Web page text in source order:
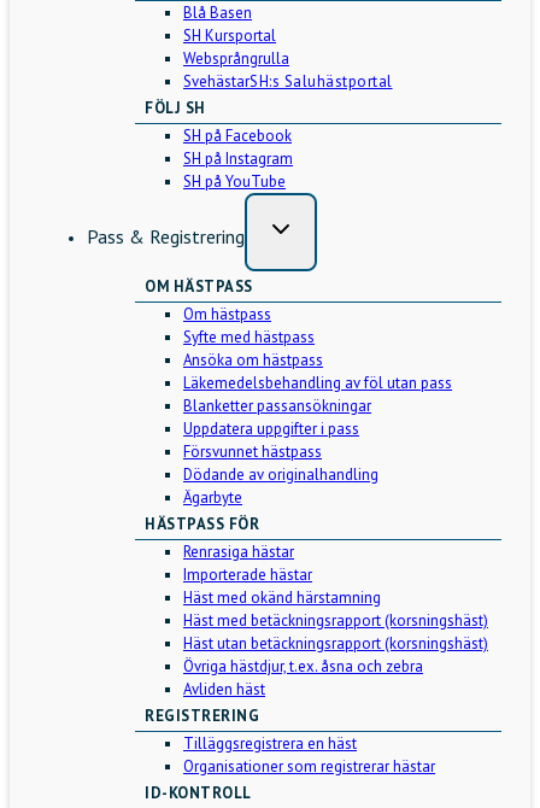
Blå Basen
SH Kursportal
Websprångrulla
SvehästarSH:s Saluhästportal
FÖLJ SH
SH på Facebook
SH på Instagram
SH på YouTube
Pass & Registrering
OM HÄSTPASS
Om hästpass
Syfte med hästpass
Ansöka om hästpass
Läkemedelsbehandling av föl utan pass
Blanketter passansökningar
Uppdatera uppgifter i pass
Försvunnet hästpass
Dödande av originalhandling
Ägarbyte
HÄSTPASS FÖR
Renrasiga hästar
Importerade hästar
Häst med okänd härstamning
Häst med betäckningsrapport (korsningshäst)
Häst utan betäckningsrapport (korsningshäst)
Övriga hästdjur, t.ex. åsna och zebra
Avliden häst
REGISTRERING
Tilläggsregistrera en häst
Organisationer som registrerar hästar
ID-KONTROLL